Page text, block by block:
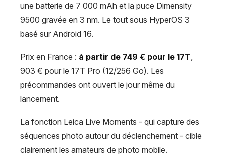
une batterie de 7 000 mAh et la puce Dimensity
9500 gravée en 3 nm. Le tout sous HyperOS 3
basé sur Android 16.
Prix en France : à partir de 749 € pour le 17T,
903 € pour le 17T Pro (12/256 Go). Les
précommandes ont ouvert le jour même du
lancement.
La fonction Leica Live Moments - qui capture des
séquences photo autour du déclenchement - cible
clairement les amateurs de photo mobile.